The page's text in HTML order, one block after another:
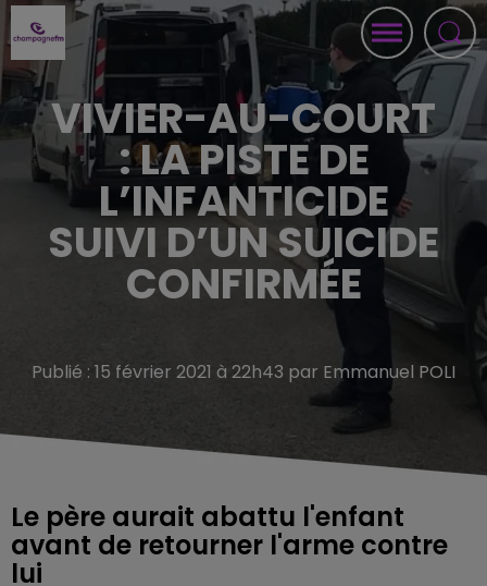
VIVIER-AU-COURT
: LA PISTE DE
L’INFANTICIDE
SUIVI D’UN SUICIDE
CONFIRMÉE
Publié : 15 février 2021 à 22h43 par Emmanuel POLI
Le père aurait abattu l'enfant
avant de retourner l'arme contre
lui